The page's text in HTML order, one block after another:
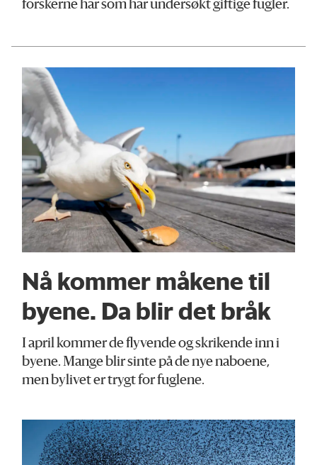
forskerne har som har undersøkt giftige fugler.
Nå kommer måkene til
byene. Da blir det bråk
I april kommer de flyvende og skrikende inn i
byene. Mange blir sinte på de nye naboene,
men bylivet er trygt for fuglene.